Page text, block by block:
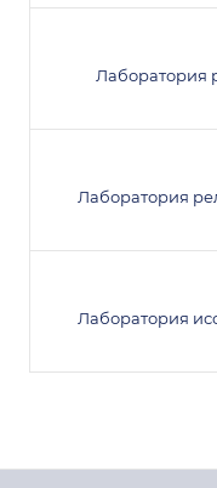
Лаборатория
Лаборатория
Лаборатория